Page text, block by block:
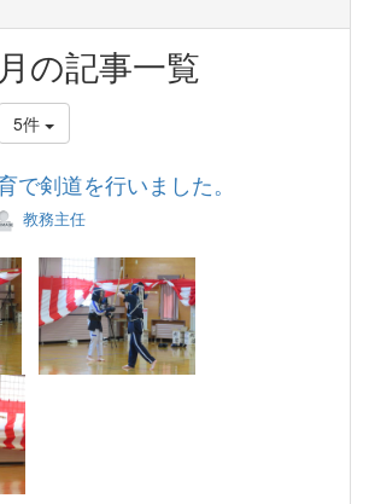
の記事一覧
5件
で剣道を行いました。
教務主任